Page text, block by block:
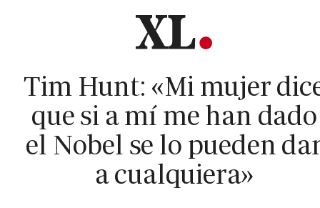
Tim Hunt: «Mi mujer
que si a mí me han dado
el Nobel se lo pueden
a cualquiera»